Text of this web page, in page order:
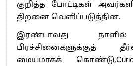
குறித்த போட்டிகள்
திறனை வெளிப்படுத்தின.
இரண்டாவது
பிரச்சினைகளுக்குத்
மையமாகக்